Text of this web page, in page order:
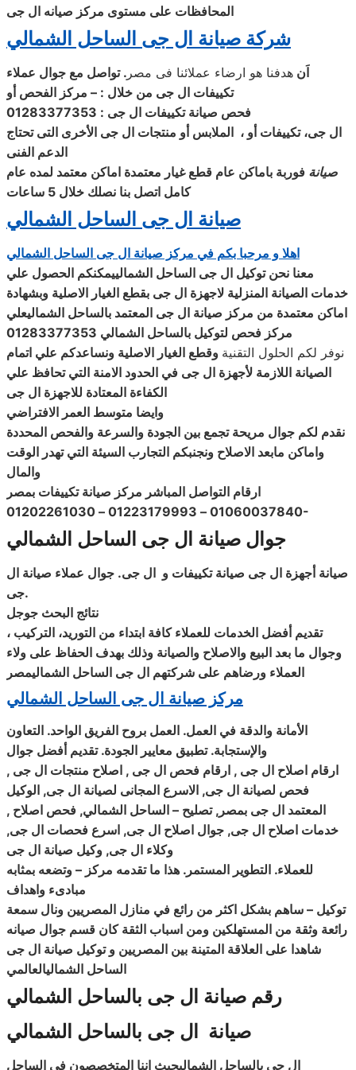
المحافظات على مستوى مركز صيانه ال جى
شركة صيانة ال جى الساحل الشمالي
اَن هدفنا هو ارضاء عملائنا فى مصر . تواصل مع جوال عملاء
تكييفات ال جى من خلال : – مركز الفحص أو
فحص صيانة تكييفات ال جى : 01283377353
ال جى، تكييفات أو ، الملابس أو منتجات ال جى الأخرى التى تحتاج
الدعم الفنى
صيانة فوربة باماكن عام قطع غيار معتمدة اماكن معتمد لمده عام
كامل اتصل بنا نصلك خلال 5 ساعات
صيانة ال جى الساحل الشمالي
اهلا و مرحبا بكم في مركز صيانة ال جى الساحل الشمالي
معنا نحن توكيل ال جى الساحل الشمالييمكنكم الحصول علي
خدمات الصيانة المنزلية لاجهزة ال جى بقطع الغيار الاصلية وبشهادة
اماكن معتمدة من مركز صيانة ال جى المعتمد بالساحل الشماليعلي
مركز فحص لتوكيل بالساحل الشمالي
نوفر لكم الحلول التقنية وقطع الغيار الاصلية ونساعدكم علي اتمام
الصيانة اللازمة لأجهزة ال جى في الحدود الامنة التي تحافظ علي
الكفاءة المعتادة للاجهزة ال جى
وايضا متوسط العمر الافتراضي
نقدم لكم جوال مريحة تجمع بين الجودة والسرعة والفحص المحددة
واماكن مابعد الاصلاح ونجنبكم التجارب السيئة التي تهدر الوقت
والمال
ارقام التواصل المباشر مركز صيانة تكييفات بمصر
01060037840 – 01223179993 – 01202261030-
جوال صيانة ال جى الساحل الشمالي
صيانة أجهزة ال جى صيانة تكييفات و ال جى. جوال عملاء صيانة ال
جى.
نتائج البحث جوجل
تقديم أفضل الخدمات للعملاء كافة ابتداء من التوريد، التركيب ،
وجوال ما بعد البيع والاصلاح والصيانة وذلك بهدف الحفاظ على ولاء
العملاء ورضاهم على شركتهم ال جى الساحل الشماليمصر
مركز صيانة ال جى الساحل الشمالي
الأمانة والدقة في العمل. العمل بروح الفريق الواحد. التعاون
والإستجابة. تطبيق معايير الجودة. تقديم أفضل جوال
ارقام اصلاح ال جى , ارقام فحص ال جى , اصلاح منتجات ال جى ,
فحص لصيانة ال جى, الاسرع المجانى لصيانة ال جى, الوكيل
المعتمد ال جى بمصر , تصليح – الساحل الشمالي, فحص اصلاح ,
خدمات اصلاح ال جى, جوال اصلاح ال جى, اسرع فحصات ال جى,
وكلاء ال جى, وكيل صيانة ال جى
للعملاء. التطوير المستمر. هذا ما تقدمه مركز – وتضعه بمثابه
مبادىء واهداف
توكيل – ساهم بشكل اكثر من رائع في منازل المصريين ونال سمعة
رائعة وثقة من المستهلكين ومن اسباب الثقة كان قسم جوال صيانه
شاهدا على العلاقة المتينة بين المصريين وتوكيل صيانة ال جى
الساحل الشماليالعالمي
رقم صيانة ال جى بالساحل الشمالي
صيانة ال جى بالساحل الشمالي
ال جى بالساحل الشماليحيث اننا المتخصصون في الساحل